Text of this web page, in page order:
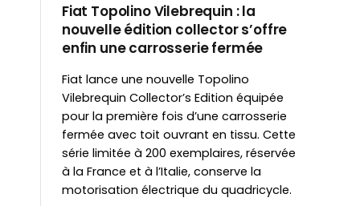
Fiat Topolino Vilebrequin : la
nouvelle édition collector s’offre
enfin une carrosserie fermée
Fiat lance une nouvelle Topolino
Vilebrequin Collector’s Edition équipée
pour la première fois d’une carrosserie
fermée avec toit ouvrant en tissu. Cette
série limitée à 200 exemplaires, réservée
à la France et à l’Italie, conserve la
motorisation électrique du quadricycle.